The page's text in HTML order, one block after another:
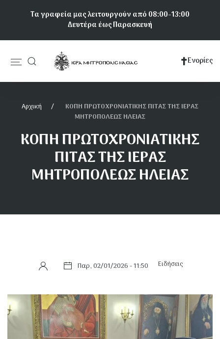
Τα γραφεία μας λειτουργούν από 08:00-13:00
Δευτέρα έως Παρασκευή
Κεντρική
πλοήγηση
Ενορίες
Αρχική
ΚΟΠΗ ΠΡΩΤΟΧΡΟΝΙΑΤΙΚΗΣ ΠΙΤΑΣ ΤΗΣ ΙΕΡΑΣ
ΜΗΤΡΟΠΟΛΕΩΣ ΗΛΕΙΑΣ
ΚΟΠΗ ΠΡΩΤΟΧΡΟΝΙΑΤΙΚΗΣ
ΠΙΤΑΣ ΤΗΣ ΙΕΡΑΣ
ΜΗΤΡΟΠΟΛΕΩΣ ΗΛΕΙΑΣ
Παρ, 02/01/2026 - 11:50 Ειδήσεις